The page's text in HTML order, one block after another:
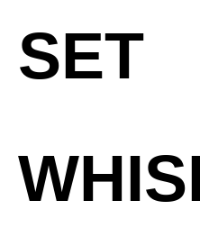
SET